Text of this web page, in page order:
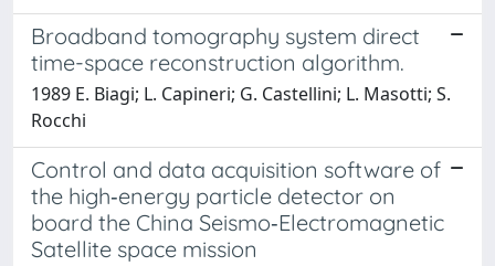
Broadband tomography system direct
time-space reconstruction algorithm.
1989 E. Biagi; L. Capineri; G. Castellini; L. Masotti; S.
Rocchi
Control and data acquisition software of
the high‐energy particle detector on
board the China Seismo‐Electromagnetic
Satellite space mission